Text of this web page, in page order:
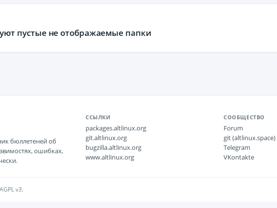
пустые не отображаемые папки
бюллетеней об
ошибках,
ССЫЛКИ
packages.altlinux.org
git.altlinux.org
bugzilla.altlinux.org
www.altlinux.org
СООБЩЕСТВО
Forum
git (altlinux.space)
Telegram
VKontakte
v3.